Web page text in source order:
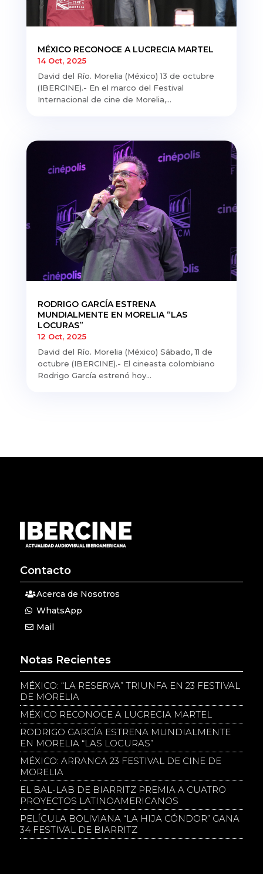
MÉXICO RECONOCE A LUCRECIA MARTEL
14 Oct, 2025
David del Río. Morelia (México) 13 de octubre
(IBERCINE).- En el marco del Festival
Internacional de cine de Morelia,...
RODRIGO GARCÍA ESTRENA
MUNDIALMENTE EN MORELIA “LAS
LOCURAS”
12 Oct, 2025
David del Río. Morelia (México) Sábado, 11 de
octubre (IBERCINE).- El cineasta colombiano
Rodrigo García estrenó hoy...
Contacto
Acerca de Nosotros
WhatsApp
Mail
Notas Recientes
MÉXICO: “LA RESERVA” TRIUNFA EN 23 FESTIVAL
DE MORELIA
MÉXICO RECONOCE A LUCRECIA MARTEL
RODRIGO GARCÍA ESTRENA MUNDIALMENTE
EN MORELIA “LAS LOCURAS”
MÉXICO: ARRANCA 23 FESTIVAL DE CINE DE
MORELIA
EL BAL-LAB DE BIARRITZ PREMIA A CUATRO
PROYECTOS LATINOAMERICANOS
PELÍCULA BOLIVIANA “LA HIJA CÓNDOR” GANA
34 FESTIVAL DE BIARRITZ